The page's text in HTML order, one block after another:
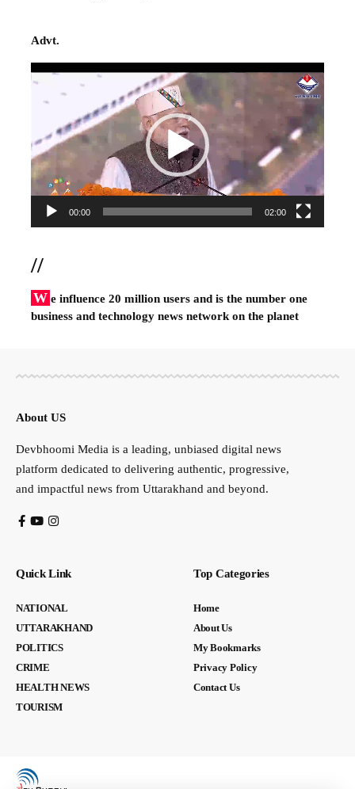
Advt.
Video
00:00 02:00
//
W e influence 20 million users and is the number one
business and technology news network on the planet
About US
Devbhoomi Media is a leading, unbiased digital news
platform dedicated to delivering authentic, progressive,
and impactful news from Uttarakhand and beyond.
Quick Link
NATIONAL
UTTARAKHAND
POLITICS
CRIME
HEALTH NEWS
TOURISM
Top Categories
Home
About Us
My Bookmarks
Privacy Policy
Contact Us